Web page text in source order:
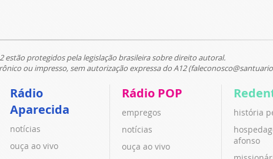
estão protegidos pela legislação brasileira sobre direito autoral.
ou impresso, sem autorização expressa do A12
Rádio
Aparecida
notícias
ouça ao vivo
Rádio POP
empregos
notícias
ouça ao vivo
história
afonso